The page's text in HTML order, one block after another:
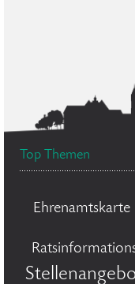
Top Themen
Ehrenamtskarte